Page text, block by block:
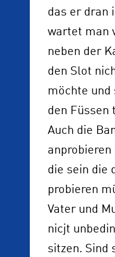
das er dran
wartet man
neben der
den Slot
möchte und
den Füssen
Auch die
die sein die
probieren
Vater und
nicjt
sitzen. Sind